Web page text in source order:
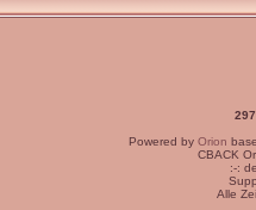
Powered by Orion
CBACK
:-:
Alle